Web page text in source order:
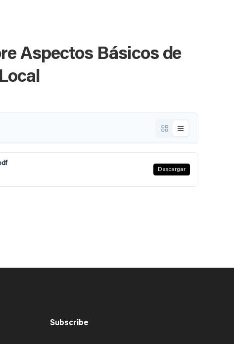
Aspectos Básicos de
Descargar
Subscribe